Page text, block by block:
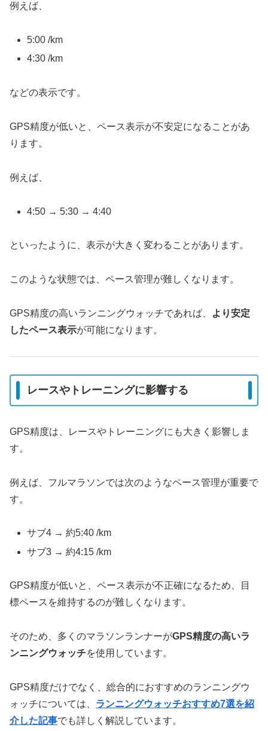
例えば、
5:00 /km
4:30 /km
などの表示です。
GPS精度が低いと、ペース表示が不安定になることがあ
ります。
例えば、
4:50 → 5:30 → 4:40
といったように、表示が大きく変わることがあります。
このような状態では、ペース管理が難しくなります。
GPS精度の高いランニングウォッチであれば、
より安定
したペース表示が可能になります。
レースやトレーニングに影響する
GPS精度は、レースやトレーニングにも大きく影響しま
す。
例えば、フルマラソンでは次のようなペース管理が重要で
す。
サブ4 → 約5:40 /km
サブ3 → 約4:15 /km
GPS精度が低いと、ペース表示が不正確になるため、目
標ペースを維持するのが難しくなります。
そのため、多くのマラソンランナーがGPS精度の高いラ
ンニングウォッチを使用しています。
GPS精度だけでなく、総合的におすすめのランニングウ
ォッチについては、 ランニングウォッチおすすめ7選を紹
介した記事でも詳しく解説しています。